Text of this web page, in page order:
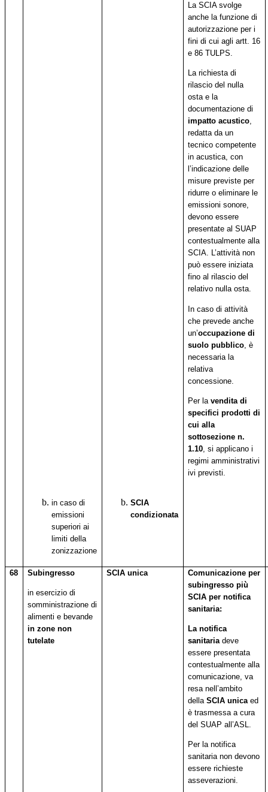
La SCIA svolge
anche la funzione di
autorizzazione per i
fini di cui agli artt. 16
e 86 TULPS.
La richiesta di
rilascio del nulla
osta e la
documentazione di
impatto acustico,
redatta da un
tecnico competente
in acustica, con
l’indicazione delle
misure previste per
ridurre o eliminare le
emissioni sonore,
devono essere
presentate al SUAP
contestualmente alla
SCIA. L’attività non
può essere iniziata
fino al rilascio del
relativo nulla osta.
In caso di attività
che prevede anche
un’occupazione di
suolo pubblico , è
necessaria la
relativa
concessione.
Per lavendita di
specifici prodotti di
cui alla
sottosezione n.
1.10, si applicano i
regimi amministrativi
ivi previsti.
in caso di
emissioni
superiori ai
limiti della
zonizzazione
SCIA
condizionata
68 Subingresso
in esercizio di
somministrazione di
alimenti e bevande
in zone non
tutelate
SCIA unica
Comunicazione per
subingresso più
SCIA per notifica
sanitaria:
La notifica
sanitariadeve
essere presentata
contestualmente alla
comunicazione, va
resa nell’ambito
dellaSCIA unicaed
è trasmessa a cura
del SUAP all’ASL.
Per la notifica
sanitaria non devono
essere richieste
asseverazioni.